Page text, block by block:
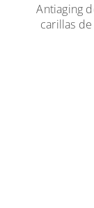
Antiaging
carillas